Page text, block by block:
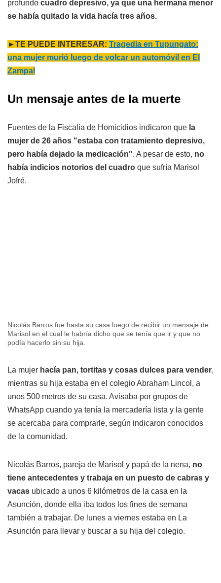
profundo cuadro depresivo, ya que una hermana menor
se había quitado la vida hacía tres años.
►TE PUEDE INTERESAR: Tragedia en Tupungato:
una mujer murió luego de volcar un automóvil en El
Zampal
Un mensaje antes de la muerte
Fuentes de la Fiscalía de Homicidios indicaron que la
mujer de 26 años "estaba con tratamiento depresivo,
pero había dejado la medicación". A pesar de esto, no
había indicios notorios del cuadro que sufría Marisol
Jofré.
Nicolás Barros fue hasta su casa luego de recibir un mensaje de
Marisol en el cual le habría dicho que se tenía que ir y que no
podía hacerlo sin su hija.
La mujer hacía pan, tortitas y cosas dulces para vender,
mientras su hija estaba en el colegio Abraham Lincol, a
unos 500 metros de su casa. Avisaba por grupos de
WhatsApp cuando ya tenía la mercadería lista y la gente
se acercaba para comprarle, según indicaron conocidos
de la comunidad.
Nicolás Barros, pareja de Marisol y papá de la nena, no
tiene antecedentes y trabaja en un puesto de cabras y
vacas ubicado a unos 6 kilómetros de la casa en la
Asunción, donde ella iba todos los fines de semana
también a trabajar. De lunes a viernes estaba en La
Asunción para llevar y buscar a su hija del colegio.